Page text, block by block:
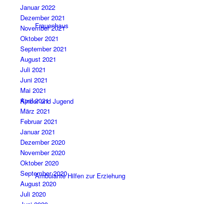
Frauenhaus
Kinder und Jugend
Ambulante Hilfen zur Erziehung
Januar 2022
Dezember 2021
November 2021
Oktober 2021
September 2021
August 2021
Juli 2021
Juni 2021
Mai 2021
April 2021
März 2021
Februar 2021
Januar 2021
Dezember 2020
November 2020
Oktober 2020
September 2020
August 2020
Juli 2020